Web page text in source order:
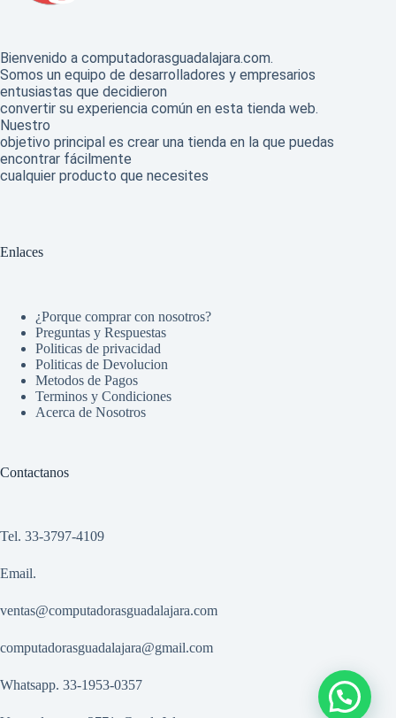
Bienvenido a computadorasguadalajara.com.
Somos un equipo de desarrolladores y empresarios
entusiastas que decidieron
convertir su experiencia común en esta tienda web.
Nuestro
objetivo principal es crear una tienda en la que puedas
encontrar fácilmente
cualquier producto que necesites
Enlaces
¿Porque comprar con nosotros?
Preguntas y Respuestas
Politicas de privacidad
Politicas de Devolucion
Metodos de Pagos
Terminos y Condiciones
Acerca de Nosotros
Contactanos
Tel. 33-3797-4109
Email.
ventas@computadorasguadalajara.com
computadorasguadalajara@gmail.com
Whatsapp. 33-1953-0357